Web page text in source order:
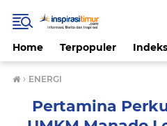
Home Terpopuler Indeks
› ENERGI
Pertamina